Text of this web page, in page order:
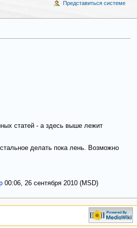
статей - а здесь выше лежит
делать пока лень. Возможно
00:06, 26 сентября 2010 (MSD)
Представиться системе